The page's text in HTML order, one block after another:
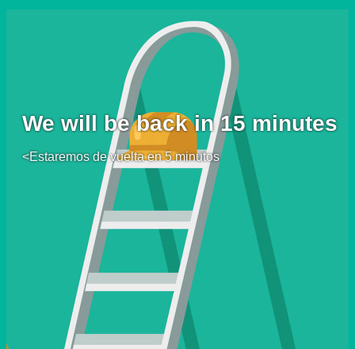
We will be back in 15 minutes
<Estaremos de vuelta en 5 minutos